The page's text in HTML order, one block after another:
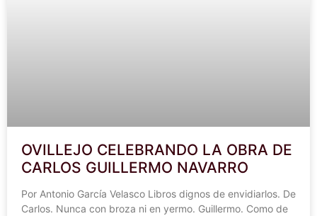
OVILLEJO CELEBRANDO LA OBRA DE
CARLOS GUILLERMO NAVARRO
Por Antonio García Velasco Libros dignos de envidiarlos. De
Carlos. Nunca con broza ni en yermo. Guillermo. Como de